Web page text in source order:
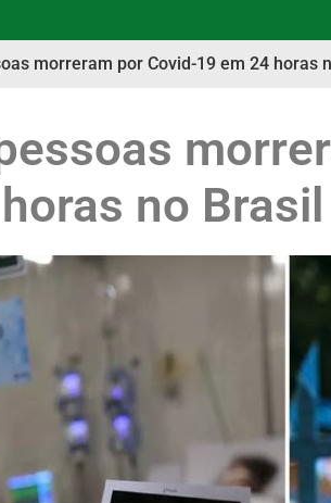
morreram por Covid-19 em 24 horas
no Brasil